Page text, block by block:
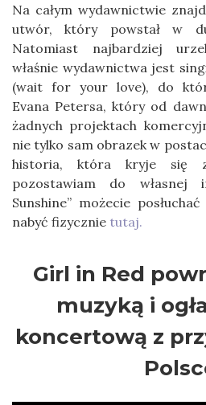
Na całym wydawnictwie
utwór, który powstał w
Natomiast najbardziej
właśnie wydawnictwa jest
(wait for your love), do
Evana Petersa, który od
żadnych projektach
nie tylko sam obrazek w
historia, która kryje się
pozostawiam do własnej
Sunshine” możecie
nabyć fizycznie tutaj.
Girl in Red
muzyką i
koncertową z